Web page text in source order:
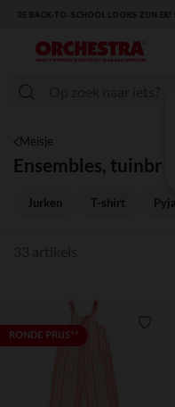
KLAAR VOOR DE TERUGKEER
Meisje
Ensembles,
Jurken T-shirt
RONDE PRIJS**